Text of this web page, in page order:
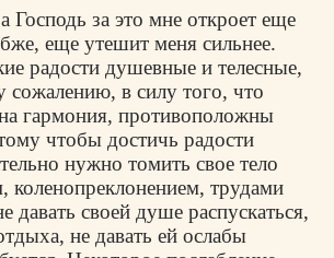
Господь за это мне откроет еще
еще утешит меня сильнее.
радости душевные и телесные,
в силу того, что
гармония, противоположны
чтобы достичь радости
нужно томить свое тело
коленопреклонением, трудами
давать своей душе распускаться,
не давать ей ослабы